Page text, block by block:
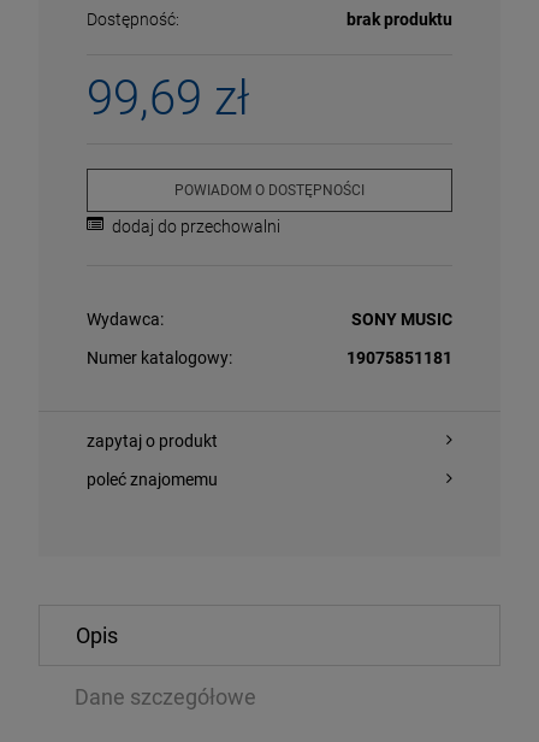
Dostępność: brak produktu
99,69 zł
POWIADOM O DOSTĘPNOŚCI
dodaj do przechowalni
Wydawca:
SONY MUSIC
Numer katalogowy:
19075851181
zapytaj o produkt
poleć znajomemu
Opis
Dane szczegółowe